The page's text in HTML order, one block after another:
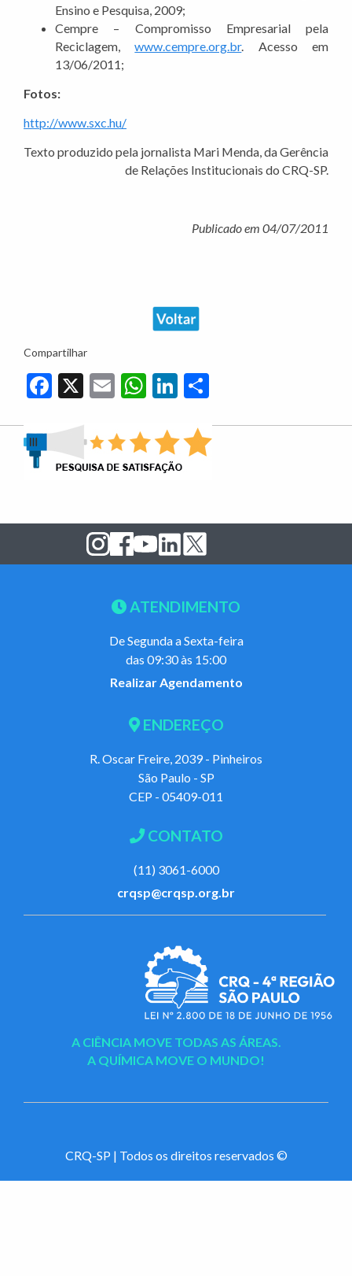
Ensino e Pesquisa, 2009;
Cempre – Compromisso Empresarial pela
Reciclagem,www.cempre.org.br. Acesso em
13/06/2011;
Fotos:
http://www.sxc.hu/
Texto produzido pela jornalista Mari Menda, da Gerência
de Relações Institucionais do CRQ-SP.
Publicado em 04/07/2011
Compartilhar
Facebook
X EmailWhatsApp
LinkedIn
ATENDIMENTO
De Segunda a Sexta-feira
das 09:30 às 15:00
Realizar Agendamento
ENDEREÇO
R. Oscar Freire, 2039 - Pinheiros
São Paulo - SP
CEP - 05409-011
CONTATO
(11) 3061-6000
crqsp@crqsp.org.br
A CIÊNCIA MOVE TODAS AS ÁREAS.
A QUÍMICA MOVE O MUNDO!
CRQ-SP | Todos os direitos reservados ©